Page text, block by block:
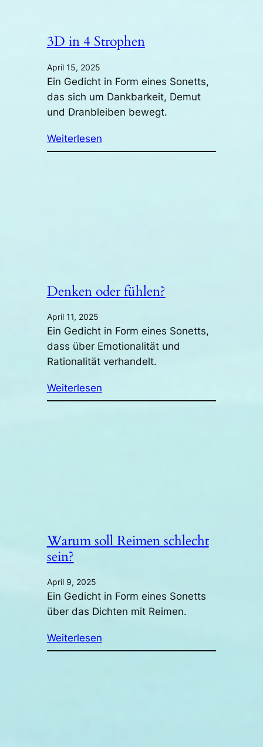
3D in 4 Strophen
April 15, 2025
Ein Gedicht in Form eines Sonetts,
das sich um Dankbarkeit, Demut
und Dranbleiben bewegt.
Weiterlesen
Denken oder fühlen?
April 11, 2025
Ein Gedicht in Form eines Sonetts,
dass über Emotionalität und
Rationalität verhandelt.
Weiterlesen
Warum soll Reimen schlecht
sein?
April 9, 2025
Ein Gedicht in Form eines Sonetts
über das Dichten mit Reimen.
Weiterlesen